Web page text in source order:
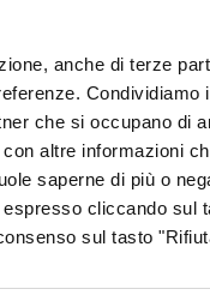
anche di terze
che si occupano di
altre informazioni
saperne di più o
cliccando sul
sul tasto